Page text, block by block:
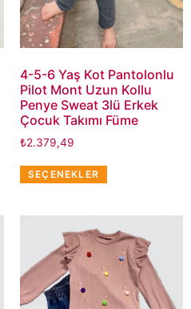
4-5-6 Yaş Kot Pantolonlu
Pilot Mont Uzun Kollu
Penye Sweat 3lü Erkek
Çocuk Takımı Füme
₺2.379,49
SEÇENEKLER